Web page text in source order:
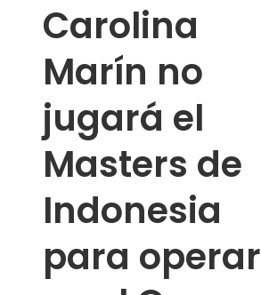
Carolina
Marín no
jugará el
Masters de
Indonesia
para operar